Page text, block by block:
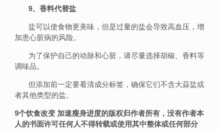
9、香料代替盐
盐可以使食物更美味，但是过量的盐会导致高血压，增
加患心脏病的风险。
为了保护自己的动脉和心脏，请尽量选择胡椒、香料等
调味品。
但添加前一定要看清成分标签，确保它们不含大蒜盐或
者其他类型的盐。
9个饮食改变 加速瘦身进度的版权归作者所有，没有作者本
人的书面许可任何人不得转载或使用其中整体或任何部分